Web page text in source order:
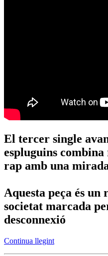
El tercer single
espluguins
rap amb una
Aquesta peça és un
societat marcada
desconnexió
Continua llegint